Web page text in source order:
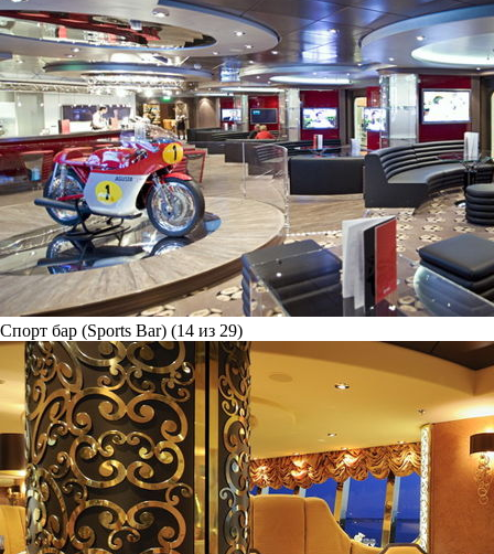
Спорт бар (Sports Bar) (14 из 29)